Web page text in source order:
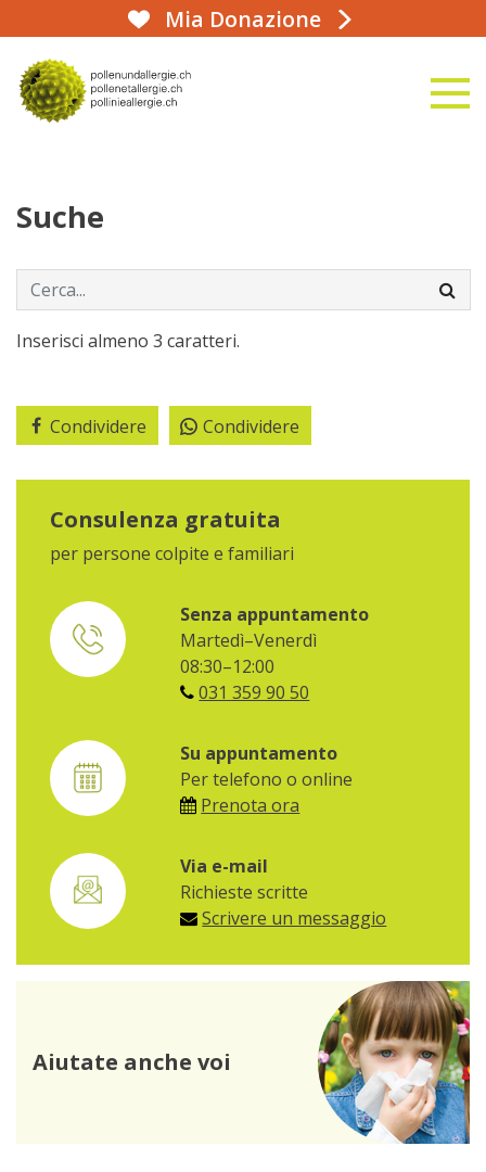
Mia Donazione
aha!infoline 031 359 90 50
Suche
Inserisci almeno 3 caratteri.
Condividere Condividere
Consulenza gratuita
per persone colpite e familiari
Senza appuntamento
Martedì–Venerdì
08:30–12:00
031 359 90 50
Su appuntamento
Per telefono o online
Prenota ora
Via e-mail
Richieste scritte
Scrivere un messaggio
Aiutate anche voi